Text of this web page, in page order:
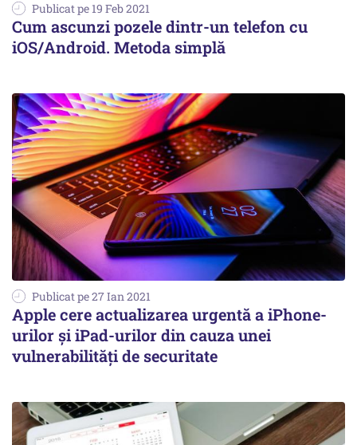
Publicat pe 19 Feb 2021
Cum ascunzi pozele dintr-un telefon cu
iOS/Android. Metoda simplă
Publicat pe 27 Ian 2021
Apple cere actualizarea urgentă a iPhone-
urilor și iPad-urilor din cauza unei
vulnerabilități de securitate